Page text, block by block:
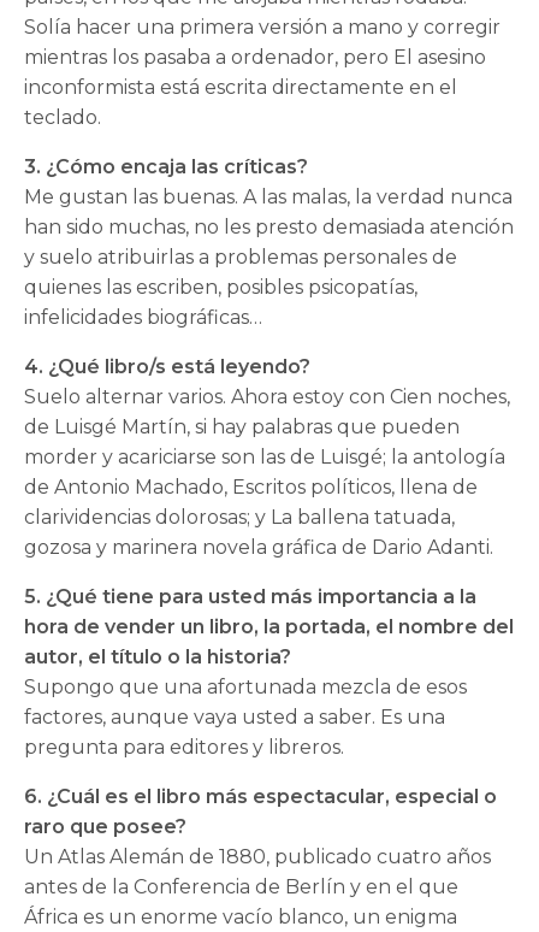
Solía hacer una primera versión a mano y corregir
mientras los pasaba a ordenador, pero El asesino
inconformista está escrita directamente en el
teclado.
3. ¿Cómo encaja las críticas?
Me gustan las buenas. A las malas, la verdad nunca
han sido muchas, no les presto demasiada atención
y suelo atribuirlas a problemas personales de
quienes las escriben, posibles psicopatías,
infelicidades biográficas…
4. ¿Qué libro/s está leyendo?
Suelo alternar varios. Ahora estoy con Cien noches,
de Luisgé Martín, si hay palabras que pueden
morder y acariciarse son las de Luisgé; la antología
de Antonio Machado, Escritos políticos, llena de
clarividencias dolorosas; y La ballena tatuada,
gozosa y marinera novela gráfica de Dario Adanti.
5. ¿Qué tiene para usted más importancia a la
hora de vender un libro, la portada, el nombre del
autor, el título o la historia?
Supongo que una afortunada mezcla de esos
factores, aunque vaya usted a saber. Es una
pregunta para editores y libreros.
6. ¿Cuál es el libro más espectacular, especial o
raro que posee?
Un Atlas Alemán de 1880, publicado cuatro años
antes de la Conferencia de Berlín y en el que
África es un enorme vacío blanco, un enigma